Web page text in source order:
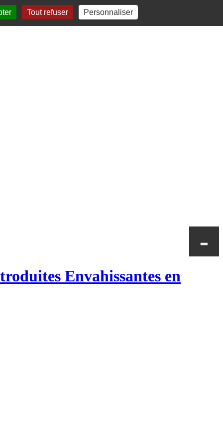
Tout refuser Personnaliser